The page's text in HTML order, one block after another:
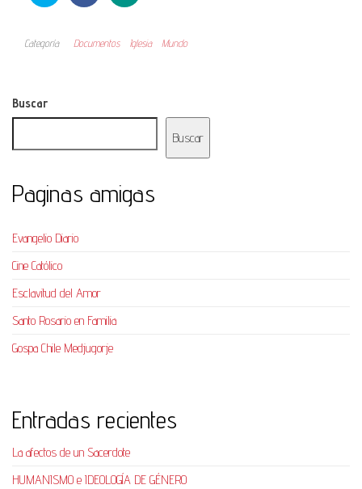
Categoría Documentos Iglesia Mundo
Buscar
Buscar
Paginas amigas
Evangelio Diario
Cine Católico
Esclavitud del Amor
Santo Rosario en Familia
Gospa Chile Medjugorje
Entradas recientes
La afectos de un Sacerdote
HUMANISMO e IDEOLOGÍA DE GÉNERO